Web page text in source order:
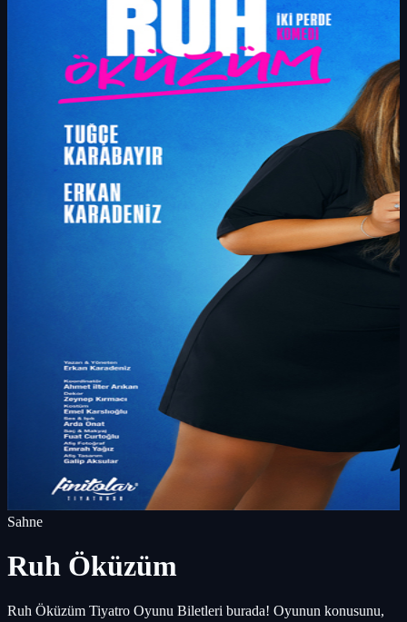
Sahne
Ruh Öküzüm
Ruh Öküzüm Tiyatro Oyunu Biletleri burada! Oyunun konusunu,